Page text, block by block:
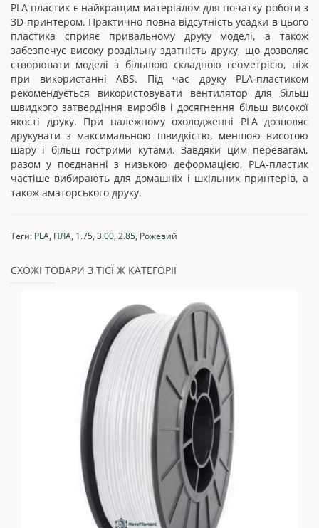
PLA пластик є найкращим матеріалом для початку роботи з
3D-принтером. Практично повна відсутність усадки в цього
пластика сприяє привальному друку моделі, а також
забезпечує високу роздільну здатність друку, що дозволяє
створювати моделі з більшою складною геометрією, ніж
при використанні ABS. Під час друку PLA-пластиком
рекомендується використовувати вентилятор для більш
швидкого затвердіння виробів і досягнення більш високої
якості друку. При належному охолодженні PLA дозволяє
друкувати з максимальною швидкістю, меншою висотою
шару і більш гострими кутами. Завдяки цим перевагам,
разом у поєднанні з низькою деформацією, PLA-пластик
частіше вибирають для домашніх і шкільних принтерів, а
також аматорського друку.
Теги: PLA, ПЛА, 1.75, 3.00, 2.85, Рожевий
СХОЖІ ТОВАРИ З ТІЄЇ Ж КАТЕГОРІЇ